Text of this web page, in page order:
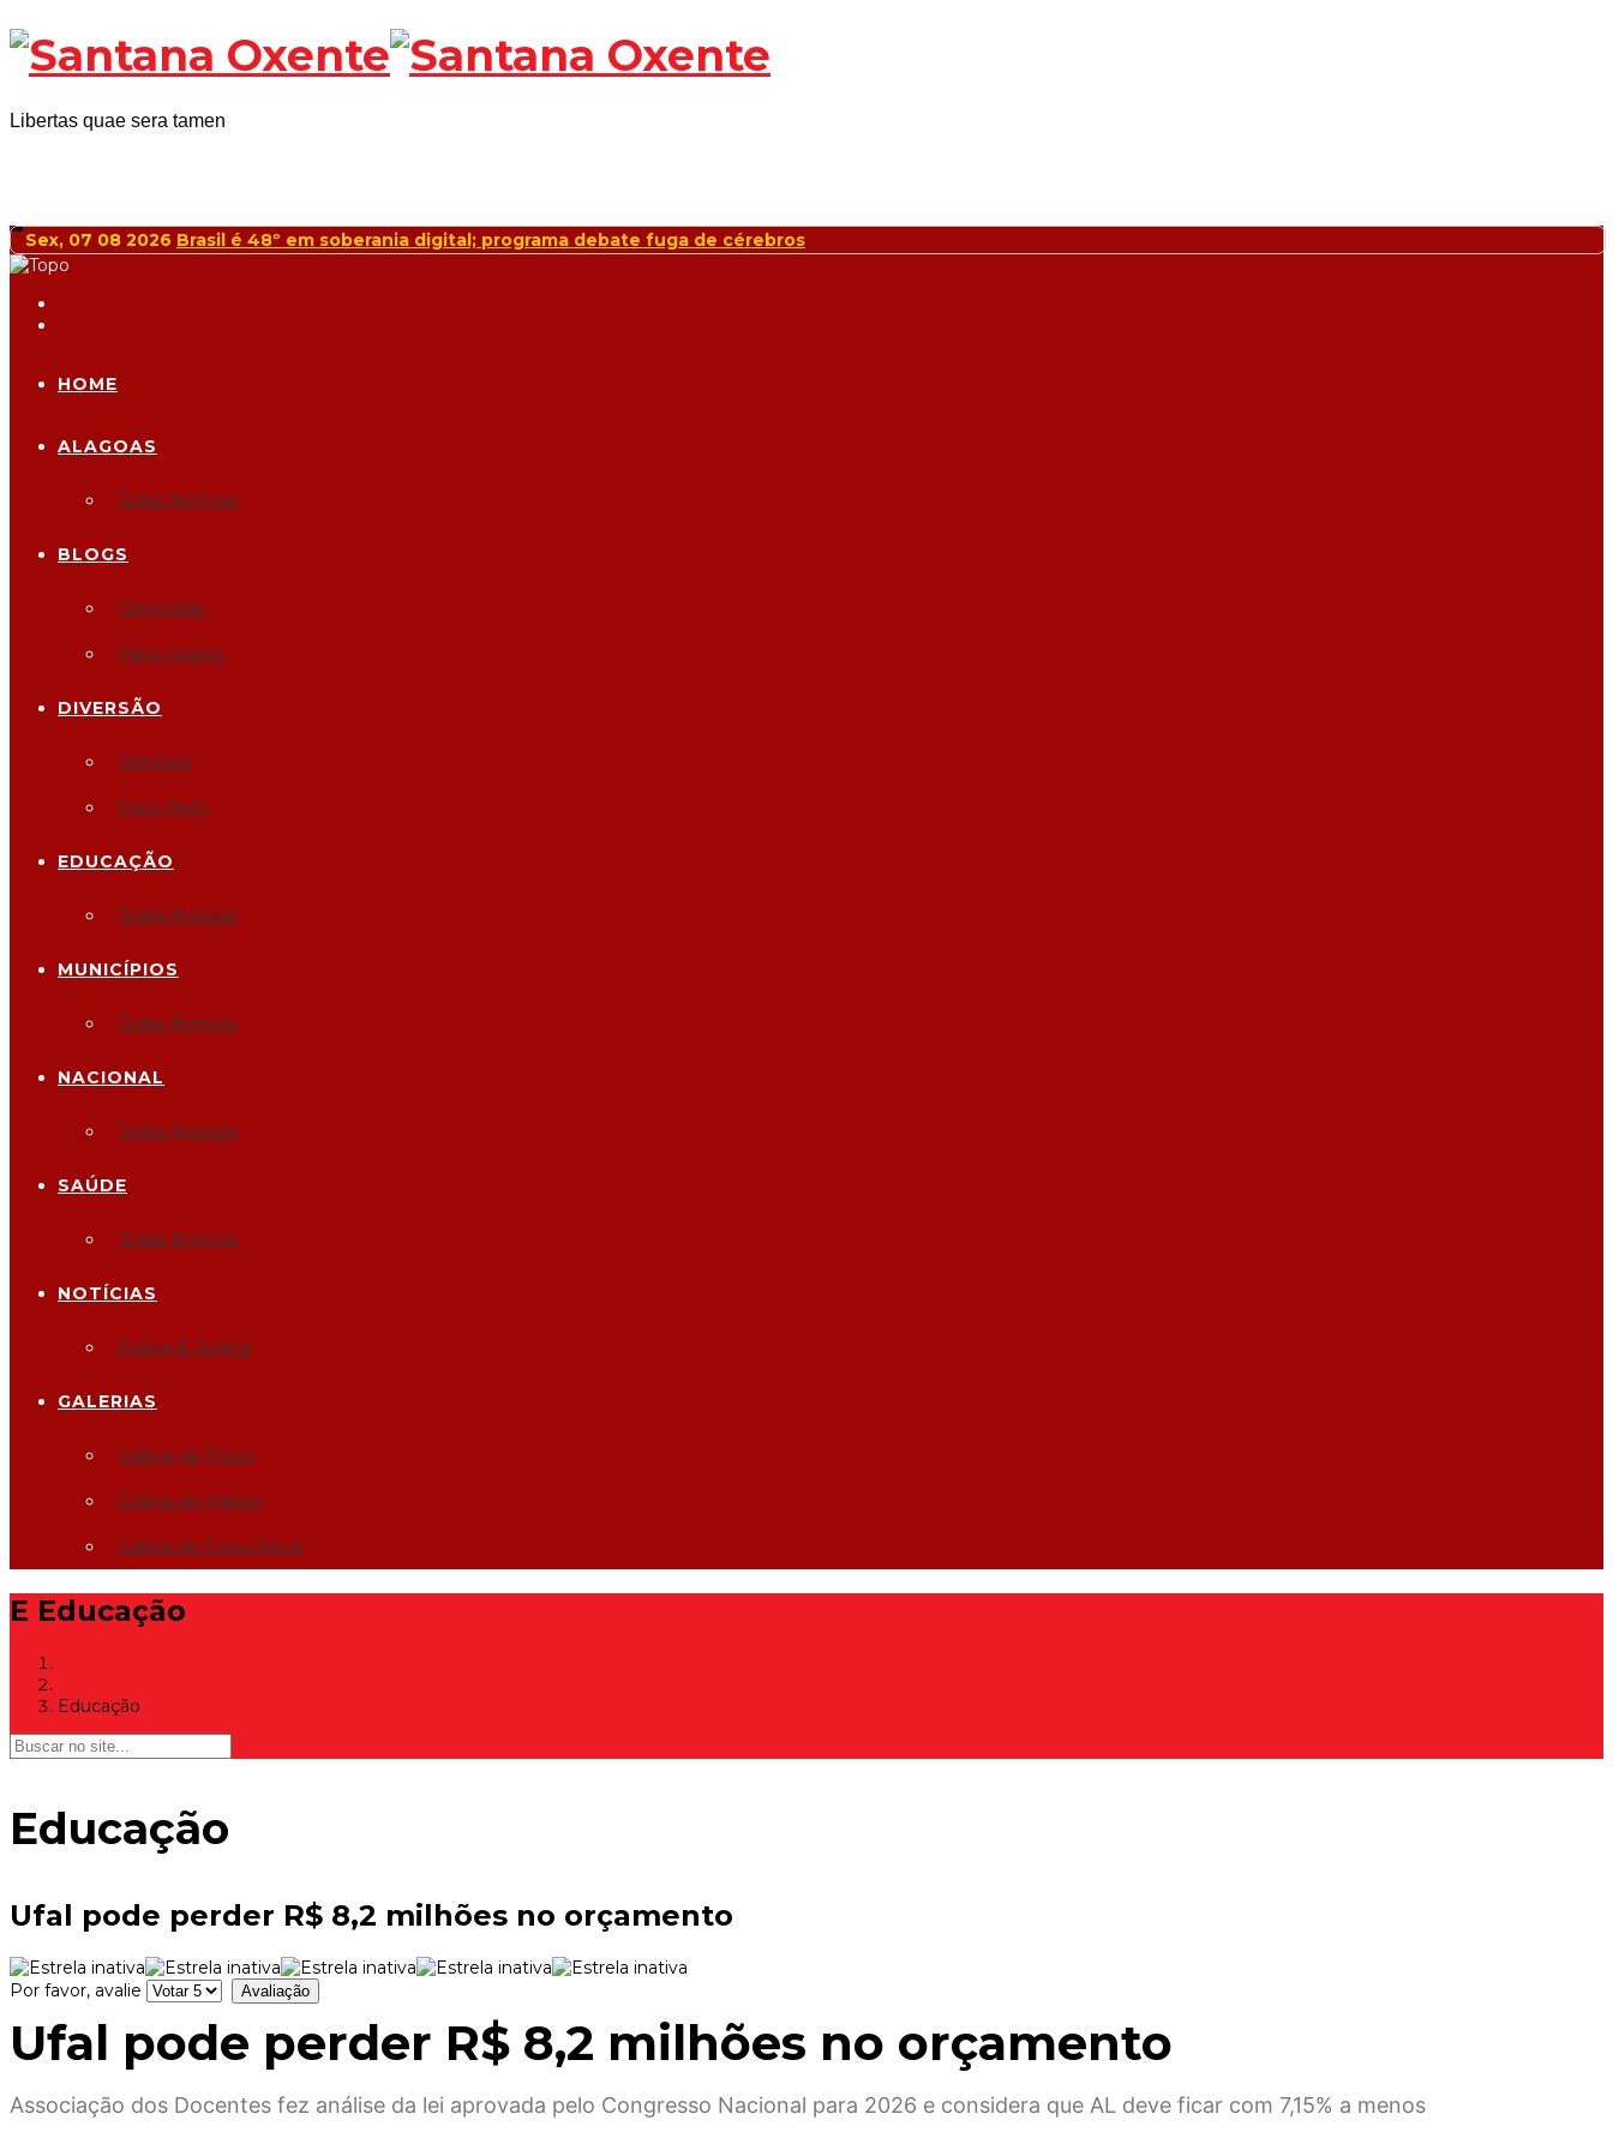
Libertas quae sera tamen
Sex, 07 08 2026 Brasil acumula superávit de US$ 49 bi e minimiza impacto de tarifas dos EUA
HOME
ALAGOAS
Todas Notícias
BLOGS
Clerisvaldo
Fábio Soares
DIVERSÃO
Televisao
Papo Reto
EDUCAÇÃO
Todas Notícias
MUNICÍPIOS
Todas Notícias
NACIONAL
Todas Notícias
SAÚDE
Todas Notícias
NOTÍCIAS
Polícia & Justiça
GALERIAS
Galeria de Fotos
Galeria de Vídeos
Galeria de Fotos Nova
E Educação
Educação
Educação
Ufal pode perder R$ 8,2 milhões no orçamento
Por favor, avalie
Ufal pode perder R$ 8,2 milhões no orçamento
Associação dos Docentes fez análise da lei aprovada pelo Congresso Nacional para 2026 e considera que AL deve ficar com 7,15% a menos